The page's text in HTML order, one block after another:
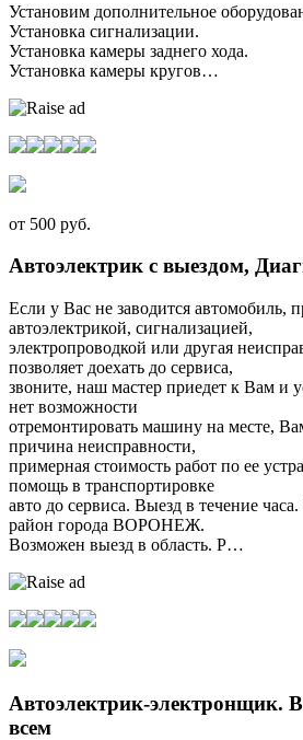
Установим дополнительное
Установка сигнализации.
Установка камеры заднего хода.
Установка камеры кругов…
от 500 руб.
Автоэлектрик с выездом,
Если у Вас не заводится автомобиль,
автоэлектрикой, сигнализацией,
электропроводкой или другая
позволяет доехать до сервиса,
звоните, наш мастер приедет к Вам и
нет возможности
отремонтировать машину на месте,
причина неисправности,
примерная стоимость работ по ее
помощь в транспортировке
авто до сервиса. Выезд в течение
район города ВОРОНЕЖ.
Возможен выезд в область. Р…
Автоэлектрик-электронщик.
всем